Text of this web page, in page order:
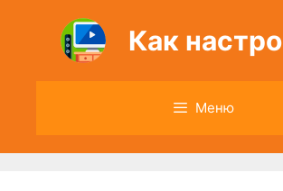
содержимому
Как
Меню